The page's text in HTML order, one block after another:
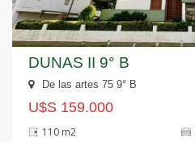
DUNAS II 9° B
De las artes 75 9° B
U$S 159.000
110 m2